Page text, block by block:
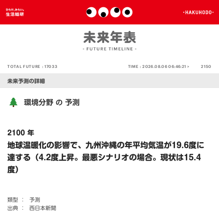
TOTAL FUTURE :17033 TIME :2026.08.06 06:46:21 > 2150
未来予測の詳細
環境分野 の 予測
2100 年
地球温暖化の影響で、九州沖縄の年平均気温が19.6度に
達する（4.2度上昇。最悪シナリオの場合。現状は15.4
度）
類型 ：
予測
出典 ：
西日本新聞